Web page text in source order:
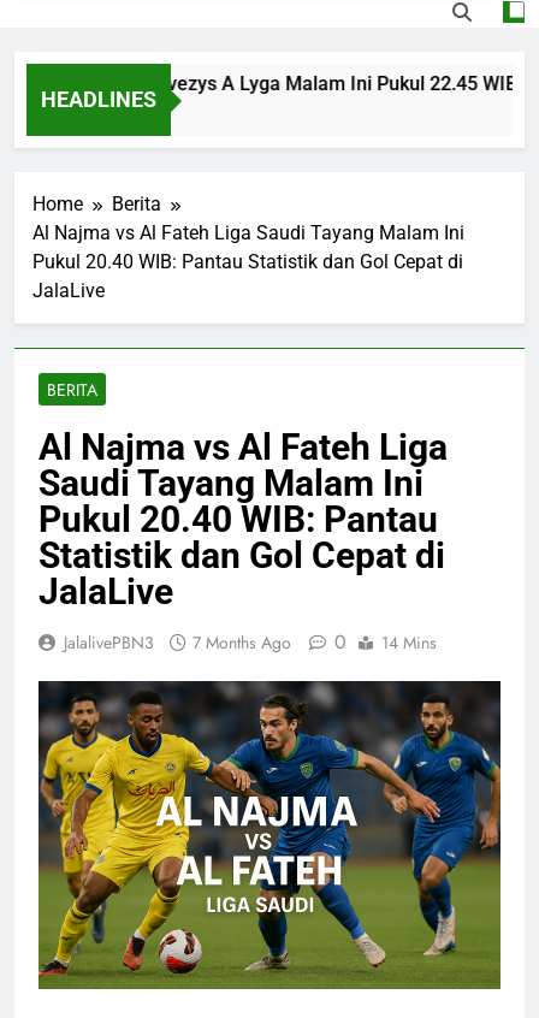
HEADLINES
vs Panevezys A Lyga Malam Ini Pukul 22.45 WIB
Home
Berita
Al Najma vs Al Fateh Liga Saudi Tayang Malam Ini
Pukul 20.40 WIB: Pantau Statistik dan Gol Cepat di
JalaLive
BERITA
Al Najma vs Al Fateh Liga
Saudi Tayang Malam Ini
Pukul 20.40 WIB: Pantau
Statistik dan Gol Cepat di
JalaLive
JalalivePBN3 7 Months Ago 0 14 Mins